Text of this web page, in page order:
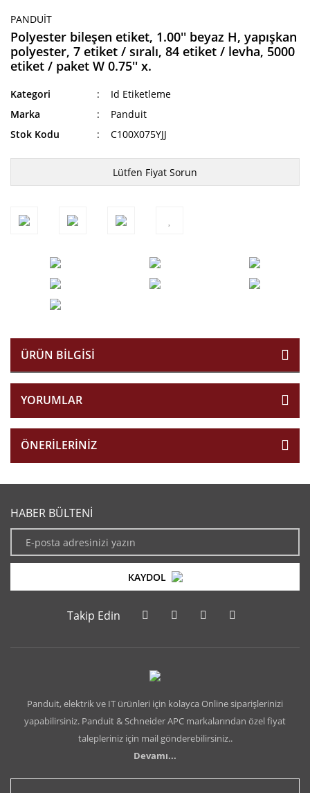
PANDUIT
Polyester bileşen etiket, 1.00'' beyaz H, yapışkan
polyester, 7 etiket / sıralı, 84 etiket / levha, 5000
etiket / paket W 0.75'' x.
Kategori
Id Etiketleme
Marka
Panduit
Stok Kodu
C100X075YJJ
Lütfen Fiyat Sorun
ÜRÜN BILGISI
YORUMLAR
ÖNERILERINIZ
HABER BÜLTENİ
KAYDOL
Takip Edin
Panduit, elektrik ve IT ürünleri için kolayca Online siparişlerinizi
yapabilirsiniz. Panduit & Schneider APC markalarından özel fiyat
talepleriniz için mail gönderebilirsiniz..
Devamı...